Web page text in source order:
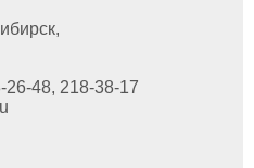
26-48, 218-38-17